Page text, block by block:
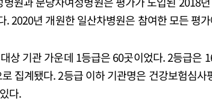
. 2020년 개원한 일산차병원은 참여한 모든 평
상 기관 가운데 1등급은 60곳이었다. 2등급은
집계됐다. 2등급 이하 기관명은 건강보험심
다.